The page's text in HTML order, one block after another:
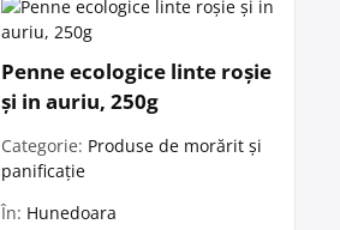
Penne ecologice linte roșie
și in auriu, 250g
Categorie: Produse de morărit și
panificație
În: Hunedoara